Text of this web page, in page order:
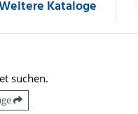
Kataloge
suchen.